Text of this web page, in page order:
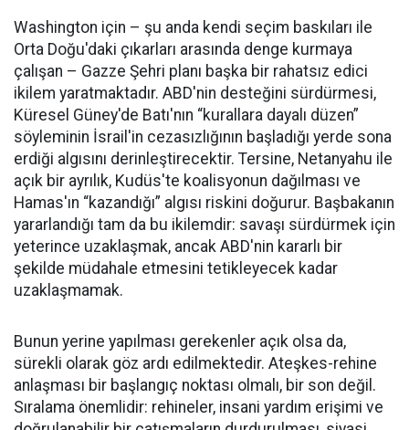
Washington için – şu anda kendi seçim baskıları ile
Orta Doğu'daki çıkarları arasında denge kurmaya
çalışan – Gazze Şehri planı başka bir rahatsız edici
ikilem yaratmaktadır. ABD'nin desteğini sürdürmesi,
Küresel Güney'de Batı'nın “kurallara dayalı düzen”
söyleminin İsrail'in cezasızlığının başladığı yerde sona
erdiği algısını derinleştirecektir. Tersine, Netanyahu ile
açık bir ayrılık, Kudüs'te koalisyonun dağılması ve
Hamas'ın “kazandığı” algısı riskini doğurur. Başbakanın
yararlandığı tam da bu ikilemdir: savaşı sürdürmek için
yeterince uzaklaşmak, ancak ABD'nin kararlı bir
şekilde müdahale etmesini tetikleyecek kadar
uzaklaşmamak.
Bunun yerine yapılması gerekenler açık olsa da,
sürekli olarak göz ardı edilmektedir. Ateşkes-rehine
anlaşması bir başlangıç noktası olmalı, bir son değil.
Sıralama önemlidir: rehineler, insani yardım erişimi ve